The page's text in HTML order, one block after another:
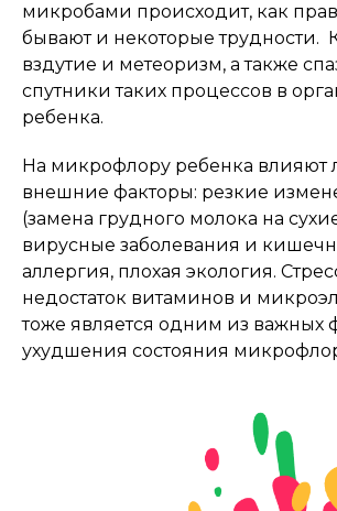
микробами происходит, как
бывают и некоторые трудности.
вздутие и метеоризм, а также
спутники таких процессов в
ребенка.
На микрофлору ребенка влияют
внешние факторы: резкие
(замена грудного молока на
вирусные заболевания и
аллергия, плохая экология.
недостаток витаминов и
тоже является одним из важных
ухудшения состояния